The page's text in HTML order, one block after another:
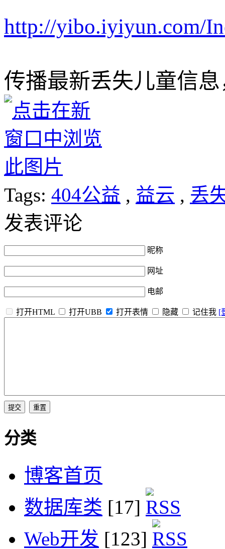
http://yibo.iyiyun.com/
传播最新丢失儿童信
Tags: 404公益 , 益云 , 丢
发表评论
昵称
网址
电邮
打开HTML 打开UBB 打开表情 隐藏 记住我 [
分类
博客首页
数据库类 [17]
Web开发 [123]